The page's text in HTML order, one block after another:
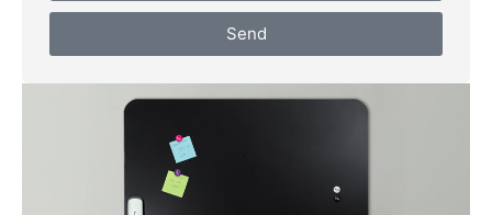
Send